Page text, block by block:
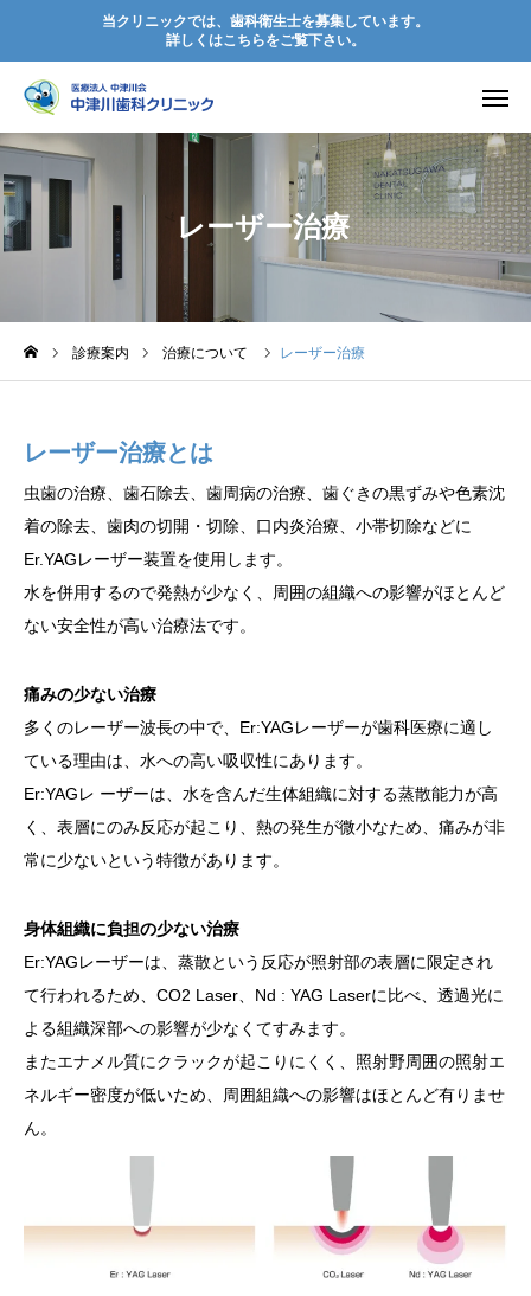
当クリニックでは、歯科衛生士を募集しています。
詳しくはこちらをご覧下さい。
レーザー治療
診療案内 治療について レーザー治療
レーザー治療とは
虫歯の治療、歯石除去、歯周病の治療、歯ぐきの黒ずみや色素沈
着の除去、歯肉の切開・切除、口内炎治療、小帯切除などに
Er.YAGレーザー装置を使用します。
水を併用するので発熱が少なく、周囲の組織への影響がほとんど
ない安全性が高い治療法です。
痛みの少ない治療
多くのレーザー波長の中で、Er:YAGレーザーが歯科医療に適し
ている理由は、水への高い吸収性にあります。
Er:YAGレ ーザーは、水を含んだ生体組織に対する蒸散能力が高
く、表層にのみ反応が起こり、熱の発生が微小なため、痛みが非
常に少ないという特徴があります。
身体組織に負担の少ない治療
Er:YAGレーザーは、蒸散という反応が照射部の表層に限定され
て行われるため、CO2 Laser、Nd : YAG Laserに比べ、透過光に
よる組織深部への影響が少なくてすみます。
またエナメル質にクラックが起こりにくく、照射野周囲の照射エ
ネルギー密度が低いため、周囲組織への影響はほとんど有りませ
ん。
初診の方へ
診療案内 カレンダー
アクセス お知らせ
院内紹介
訪問歯科
中津川循環器科内科クリニック